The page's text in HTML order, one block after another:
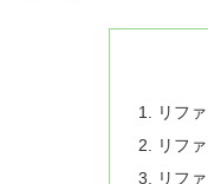
リフ
リフ
リフ